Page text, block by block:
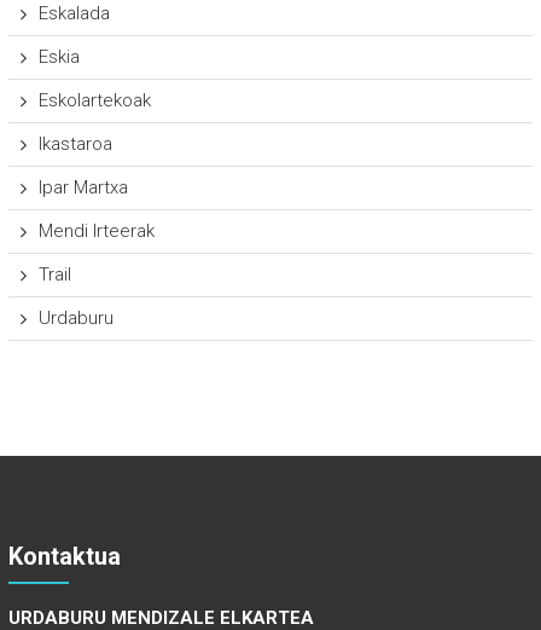
Eskalada
Eskia
Eskolartekoak
Ikastaroa
Ipar Martxa
Mendi Irteerak
Trail
Urdaburu
Kontaktua
URDABURU MENDIZALE ELKARTEA